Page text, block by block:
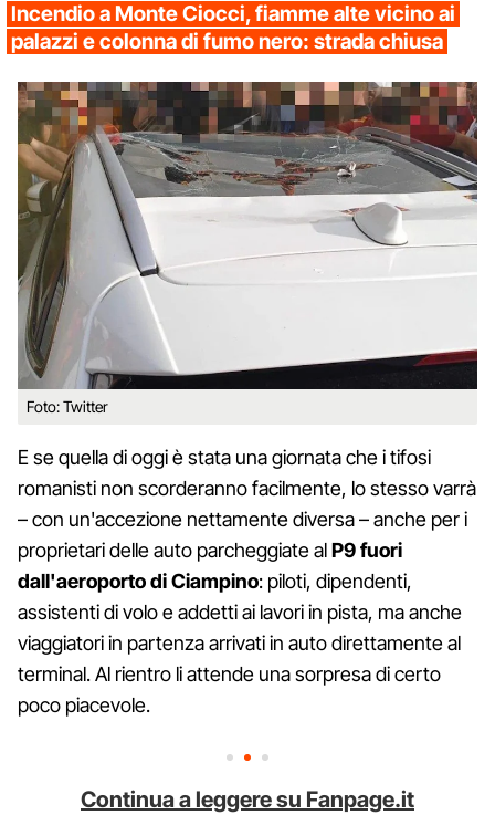
Incendio a Monte Ciocci, fiamme alte vicino ai
palazzi e colonna di fumo nero: strada chiusa
Foto: Twitter
E se quella di oggi è stata una giornata che i tifosi
romanisti non scorderanno facilmente, lo stesso varrà
– con un'accezione nettamente diversa – anche per i
proprietari delle auto parcheggiate alP9 fuori
dall'aeroporto di Ciampino: piloti, dipendenti,
assistenti di volo e addetti ai lavori in pista, ma anche
viaggiatori in partenza arrivati in auto direttamente al
terminal. Al rientro li attende una sorpresa di certo
poco piacevole.
Continua a leggere su Fanpage.it